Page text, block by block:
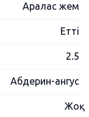
Аралас жем
Етті
2.5
Абдерин-ангус
Жоқ